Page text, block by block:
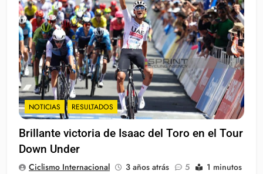
NOTICIAS RESULTADOS
Brillante victoria de Isaac del Toro en el Tour
Down Under
Ciclismo Internacional 3 años atrás 5 1 minutos